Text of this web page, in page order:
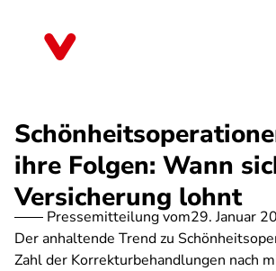
ihre Folgen: Wann
Versicherung lohnt
Pressemitteilung vom29. Januar
Der anhaltende Trend zu
Zahl der Korrekturbehandlungen nach